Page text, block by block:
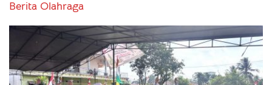
Berita Olahraga